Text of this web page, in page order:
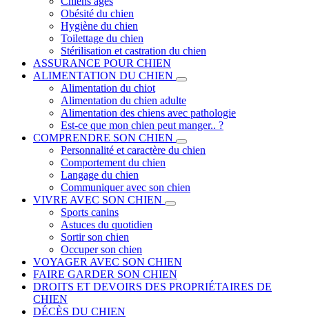
Obésité du chien
Hygiène du chien
Toilettage du chien
Stérilisation et castration du chien
ASSURANCE POUR CHIEN
ALIMENTATION DU CHIEN
Alimentation du chiot
Alimentation du chien adulte
Alimentation des chiens avec pathologie
Est-ce que mon chien peut manger.. ?
COMPRENDRE SON CHIEN
Personnalité et caractère du chien
Comportement du chien
Langage du chien
Communiquer avec son chien
VIVRE AVEC SON CHIEN
Sports canins
Astuces du quotidien
Sortir son chien
Occuper son chien
VOYAGER AVEC SON CHIEN
FAIRE GARDER SON CHIEN
DROITS ET DEVOIRS DES PROPRIÉTAIRES DE
CHIEN
DÉCÈS DU CHIEN